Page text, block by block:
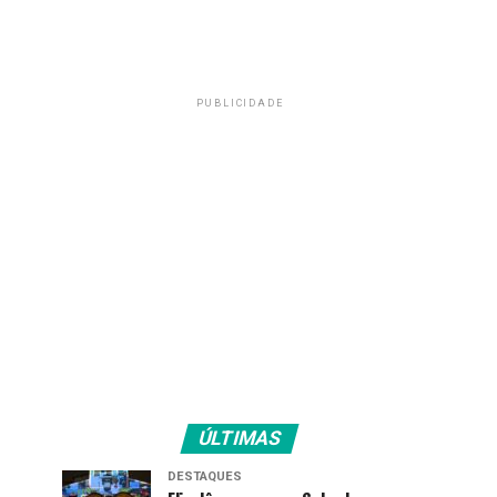
PUBLICIDADE
ÚLTIMAS
DESTAQUES